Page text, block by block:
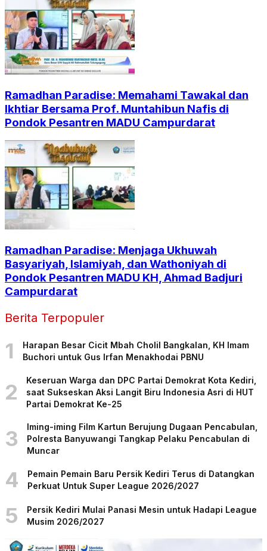
Ramadhan Paradise: Memahami Tawakal dan
Ikhtiar Bersama Prof. Muntahibun Nafis di
Pondok Pesantren MADU Campurdarat
Ramadhan Paradise: Menjaga Ukhuwah
Basyariyah, Islamiyah, dan Wathoniyah di
Pondok Pesantren MADU KH, Ahmad Badjuri
Campurdarat
Berita Terpopuler
1
Harapan Besar Cicit Mbah Cholil Bangkalan, KH Imam
Buchori untuk Gus Irfan Menakhodai PBNU
2
Keseruan Warga dan DPC Partai Demokrat Kota Kediri,
saat Sukseskan Aksi Langit Biru Indonesia Asri di HUT
Partai Demokrat Ke-25
3
Iming-iming Film Kartun Berujung Dugaan Pencabulan,
Polresta Banyuwangi Tangkap Pelaku Pencabulan di
Muncar
4
Pemain Pemain Baru Persik Kediri Terus di Datangkan
Perkuat Untuk Super League 2026/2027
5
Persik Kediri Mulai Panasi Mesin untuk Hadapi League
Musim 2026/2027